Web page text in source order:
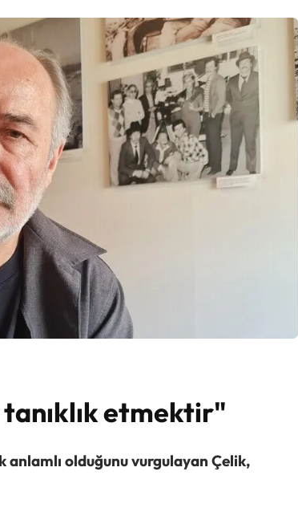
tanıklık etmektir"
olduğunu vurgulayan Çelik,